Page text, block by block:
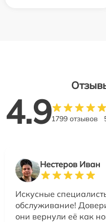
4.91799 отзывов
Нестеров Иван
Искусные
обслуживание!
они вернули её как